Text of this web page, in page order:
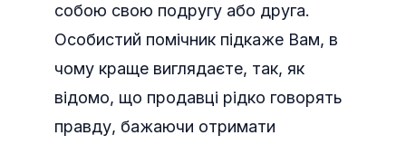
собою свою подругу або друга.
Особистий помічник підкаже Вам, в
чому краще виглядаєте, так, як
відомо, що продавці рідко говорять
правду, бажаючи отримати